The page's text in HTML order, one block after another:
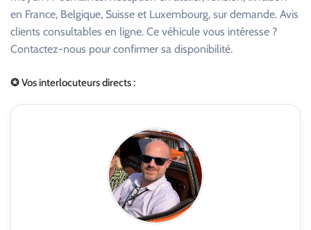
en France, Belgique, Suisse et Luxembourg, sur demande. Avis
clients consultables en ligne. Ce véhicule vous intéresse ?
Contactez-nous pour confirmer sa disponibilité.
✪ Vos interlocuteurs directs :